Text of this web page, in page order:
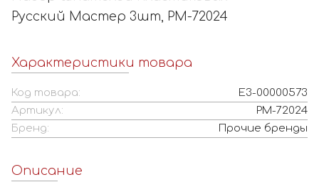
Русский Мастер 3шт, РМ-72024
Характеристики товара
Код товара:
Е3-00000573
Артикул:
РМ-72024
Бренд:
Прочие бренды
Описание